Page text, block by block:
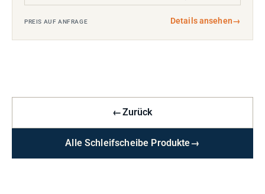
PREIS AUF ANFRAGE Details ansehen→
←Zurück
Alle Schleifscheibe Produkte→